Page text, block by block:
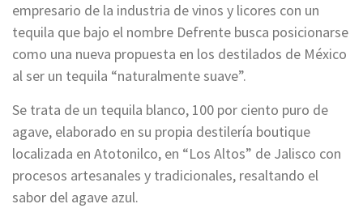
empresario de la industria de vinos y licores con un
tequila que bajo el nombre Defrente busca posicionarse
como una nueva propuesta en los destilados de México
al ser un tequila “naturalmente suave”.
Se trata de un tequila blanco, 100 por ciento puro de
agave, elaborado en su propia destilería boutique
localizada en Atotonilco, en “Los Altos” de Jalisco con
procesos artesanales y tradicionales, resaltando el
sabor del agave azul.